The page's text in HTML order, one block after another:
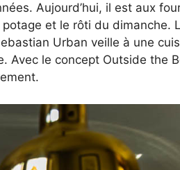
Aujourd’hui, il est aux
et le rôti du dimanche.
Urban veille à une
Avec le concept Outside the